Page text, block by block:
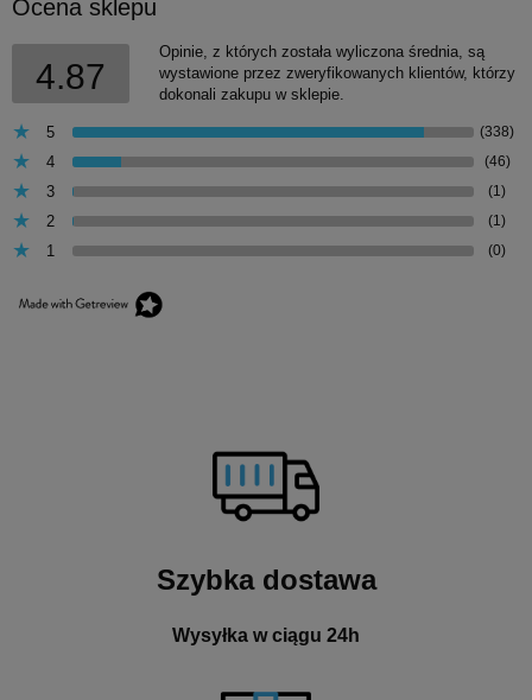
Ocena sklepu
4.87
Opinie, z których została wyliczona średnia, są
wystawione przez zweryfikowanych klientów, którzy
dokonali zakupu w sklepie.
5 (338)
4 (46)
3 (1)
2 (1)
1 (0)
Szybka dostawa
Wysyłka w ciągu 24h